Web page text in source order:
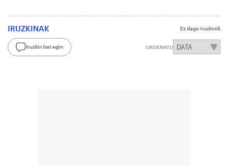
IRUZKINAK Ez dago iruzkinik
Iruzkin bat egin ORDENATU